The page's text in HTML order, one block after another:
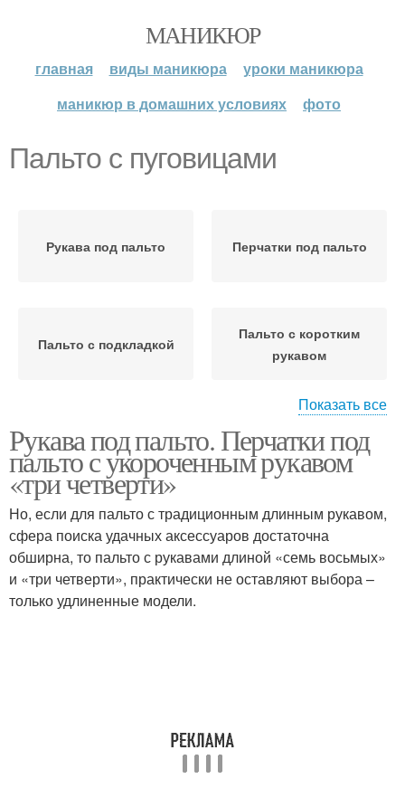
МАНИКЮР
главная виды маникюра
уроки маникюра
маникюр в домашних условиях
фото
Пальто с пуговицами
Рукава под пальто Перчатки под пальто
Пальто с подкладкой
Пальто с коротким
рукавом
Женские пальто Короткое пальто
Пальто с рукавом
Показать все
Рукава под пальто. Перчатки под
пальто с укороченным рукавом
«три четверти»
Но, если для пальто с традиционным длинным рукавом,
сфера поиска удачных аксессуаров достаточна
обширна, то пальто с рукавами длиной «семь восьмых»
и «три четверти», практически не оставляют выбора –
только удлиненные модели.